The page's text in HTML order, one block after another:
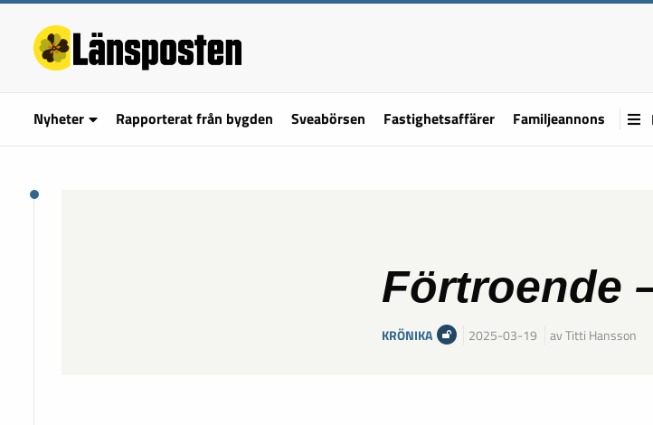
Nyheter Rapporterat från bygden Sveabörsen Fastighetsaffärer Familjeannons
Förtroende
KRÖNIKA 2025-03-19 av Titti Hansson